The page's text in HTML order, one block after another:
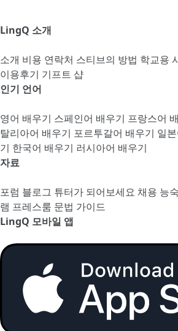
LingQ 소개
소개 비용 연락처 스티브의 방법 학교용
이용후기 기프트 샵
인기 언어
영어 배우기 스페인어 배우기 프랑스어
탈리아어 배우기 포르투갈어 배우기 일
기 한국어 배우기 러시아어 배우기
자료
포럼 블로그 튜터가 되어보세요 채용 능
램 프레스룸 문법 가이드
LingQ 모바일 앱